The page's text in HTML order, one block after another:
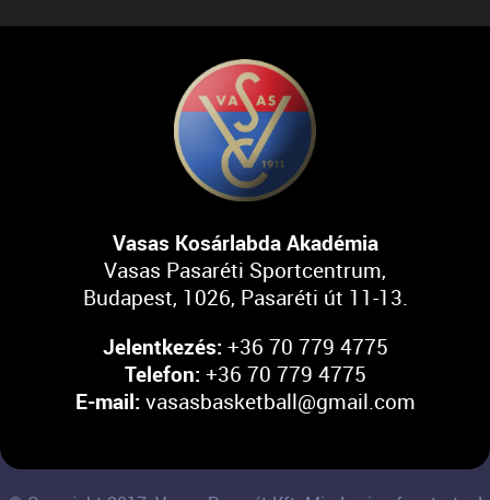
Vasas Kosárlabda Akadémia
Vasas Pasaréti Sportcentrum,
Budapest, 1026, Pasaréti út 11-13.
Jelentkezés: +36 70 779 4775
Telefon: +36 70 779 4775
E-mail: vasasbasketball@gmail.com